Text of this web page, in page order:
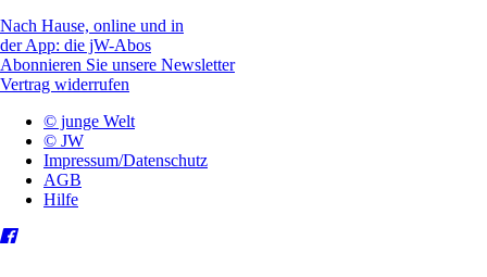
Nach Hause, online und in
der App: die jW-Abos
Abonnieren Sie unsere Newsletter
Vertrag widerrufen
© junge Welt
© JW
Impressum/Datenschutz
AGB
Hilfe